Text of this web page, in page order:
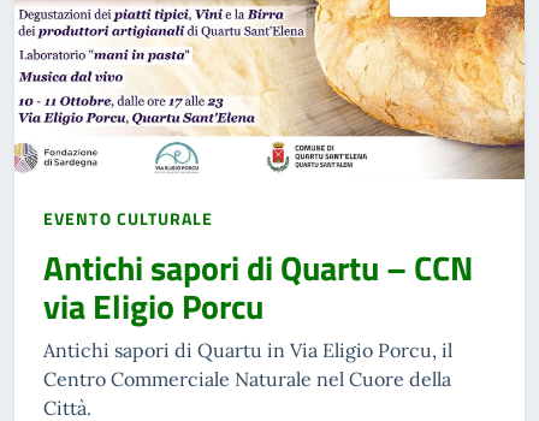
EVENTO CULTURALE
Antichi sapori di Quartu – CCN
via Eligio Porcu
Antichi sapori di Quartu in Via Eligio Porcu, il
Centro Commerciale Naturale nel Cuore della
Città.